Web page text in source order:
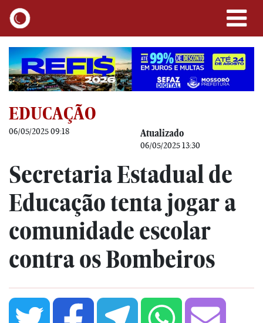
EDUCAÇÃO
06/05/2025 09:18 Atualizado
06/05/2025 13:30
Secretaria Estadual de
Educação tenta jogar a
comunidade escolar
contra os Bombeiros